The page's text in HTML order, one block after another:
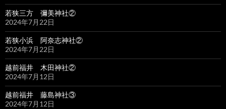
若狭三方 彌美神社②
2024年7月22日
若狭小浜 阿奈志神社②
2024年7月22日
越前福井 木田神社②
2024年7月12日
越前福井 藤島神社③
2024年7月12日